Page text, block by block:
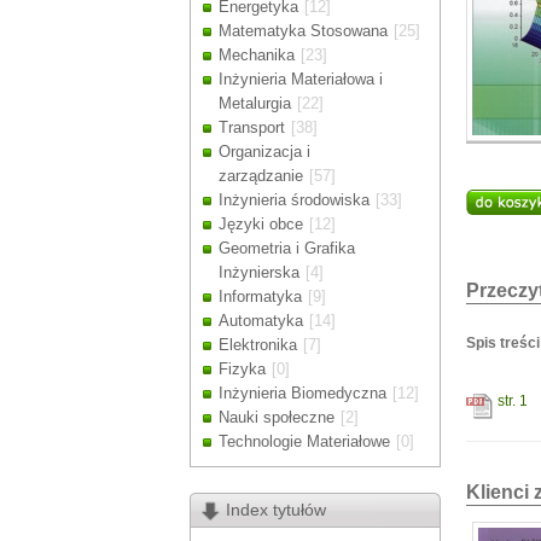
Drodzy
Ze względu
Dziękujemy
Energetyka [12]
Matematyka Stosowana [25]
Mechanika [23]
Inżynieria Materiałowa i
Metalurgia [22]
Transport [38]
Organizacja i
zarządzanie [57]
Inżynieria środowiska [33]
Języki obce [12]
Geometria i Grafika
Inżynierska [4]
Informatyka [9]
Automatyka [14]
Elektronika [7]
Fizyka [0]
Inżynieria Biomedyczna [12]
Nauki społeczne [2]
Technologie Materiałowe [0]
Index tytułów
Spis
str. 1
Klienci